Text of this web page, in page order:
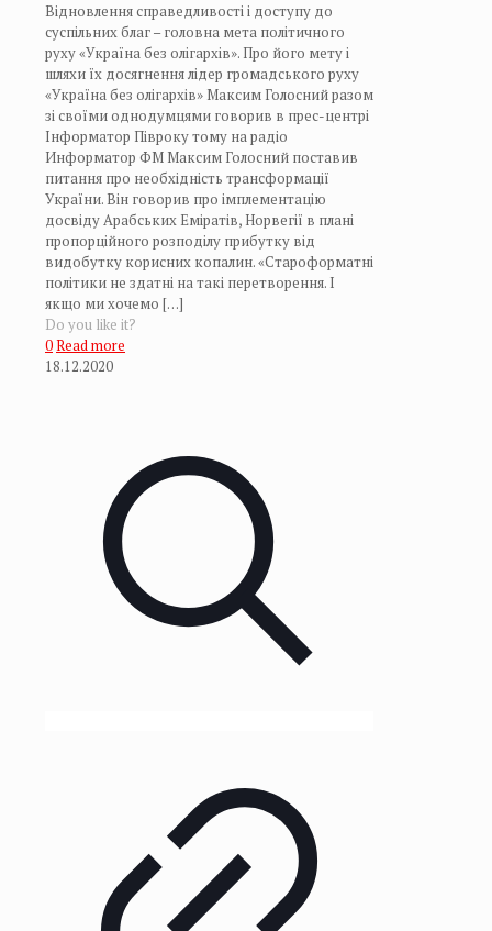
Відновлення справедливості і доступу до
суспільних благ – головна мета політичного
руху «Україна без олігархів». Про його мету і
шляхи їх досягнення лідер громадського руху
«Україна без олігархів» Максим Голосний разом
зі своїми однодумцями говорив в прес-центрі
Інформатор Півроку тому на радіо
Информатор ФМ Максим Голосний поставив
питання про необхідність трансформації
України. Він говорив про імплементацію
досвіду Арабських Еміратів, Норвегії в плані
пропорційного розподілу прибутку від
видобутку корисних копалин. «Староформатні
політики не здатні на такі перетворення. І
якщо ми хочемо […]
Do you like it?
0Read more
18.12.2020